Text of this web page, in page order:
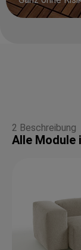
2 Beschreibung
Alle Module